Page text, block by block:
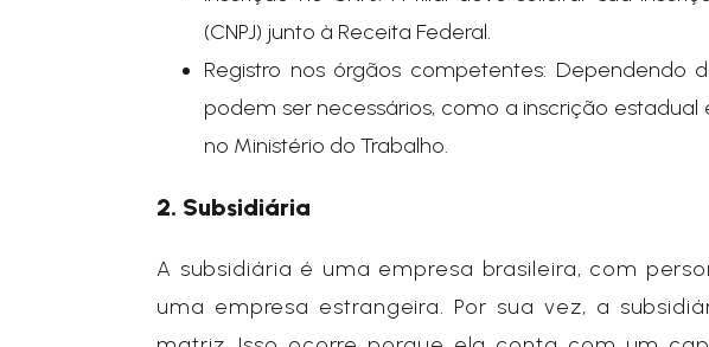
(CNPJ) junto à Receita Federal.
Registro nos órgãos competentes: Dependendo
podem ser necessários, como a inscrição estadual
no Ministério do Trabalho.
2. Subsidiária
A subsidiária é uma empresa brasileira, com
uma empresa estrangeira. Por sua vez, a